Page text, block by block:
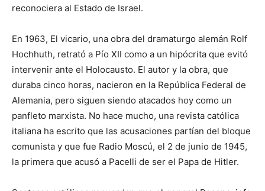
reconociera al Estado de Israel.
En 1963, El vicario, una obra del dramaturgo alemán Rolf
Hochhuth, retrató a Pío XII como a un hipócrita que evitó
intervenir ante el Holocausto. El autor y la obra, que
duraba cinco horas, nacieron en la República Federal de
Alemania, pero siguen siendo atacados hoy como un
panfleto marxista. No hace mucho, una revista católica
italiana ha escrito que las acusaciones partían del bloque
comunista y que fue Radio Moscú, el 2 de junio de 1945,
la primera que acusó a Pacelli de ser el Papa de Hitler.